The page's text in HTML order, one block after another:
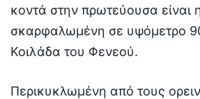
κοντά στην πρωτεύουσα είναι
σκαρφαλωμένη σε υψόμετρο
Κοιλάδα του Φενεού.
Περικυκλωμένη από τους